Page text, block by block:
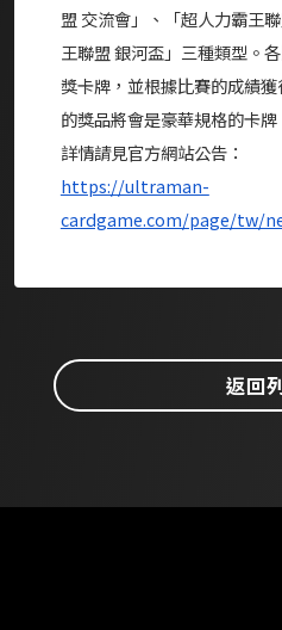
盟 交流會」、「超人力霸王
王聯盟 銀河盃」三種類型。
獎卡牌，並根據比賽的成績
的獎品將會是豪華規格的卡牌
詳情請見官方網站公告：
https://ultraman-
cardgame.com/page/tw/
返回